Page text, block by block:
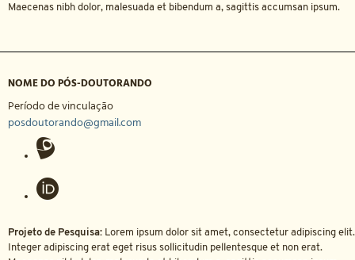
Maecenas nibh dolor, malesuada et bibendum a, sagittis accumsan ipsum.
NOME DO PÓS-DOUTORANDO
Período de vinculação
posdoutorando@gmail.com
Projeto de Pesquisa: Lorem ipsum dolor sit amet, consectetur adipiscing elit.
Integer adipiscing erat eget risus sollicitudin pellentesque et non erat.